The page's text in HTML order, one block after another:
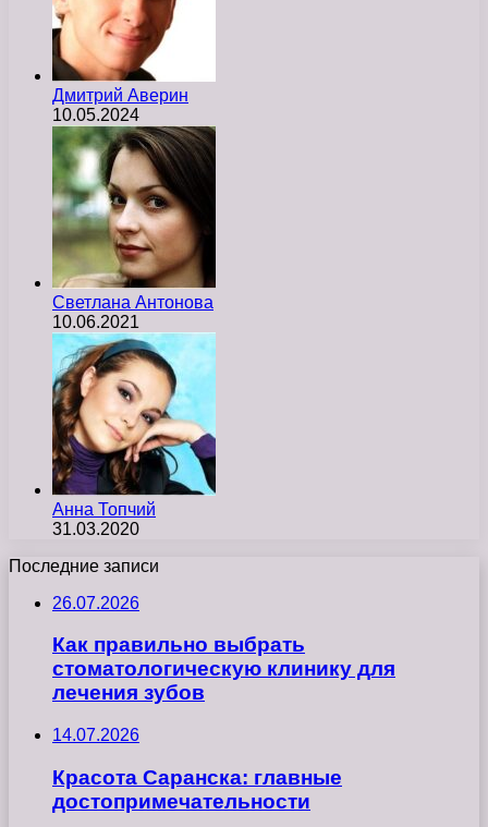
Дмитрий Аверин
10.05.2024
Светлана Антонова
10.06.2021
Анна Топчий
31.03.2020
Последние записи
26.07.2026
Как правильно выбрать
стоматологическую клинику для
лечения зубов
14.07.2026
Красота Саранска: главные
достопримечательности